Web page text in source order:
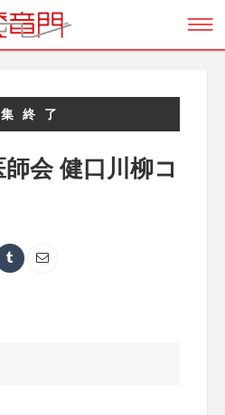
終了
会 健口川柳コ